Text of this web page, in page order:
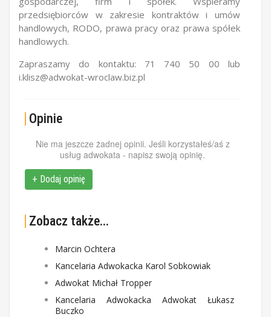
przedsiębiorców w zakresie kontraktów i umów
handlowych, RODO, prawa pracy oraz prawa spółek
handlowych.
Zapraszamy do kontaktu: 71 740 50 00 lub
i.klisz@adwokat-wroclaw.biz.pl
Opinie
Nie ma jeszcze żadnej opinii. Jeśli korzystałeś/aś z
usług adwokata - napisz swoją opinię.
+ Dodaj opinię
Zobacz także...
Marcin Ochtera
Kancelaria Adwokacka Karol Sobkowiak
Adwokat Michał Tropper
Kancelaria Adwokacka Adwokat Łukasz
Buczko